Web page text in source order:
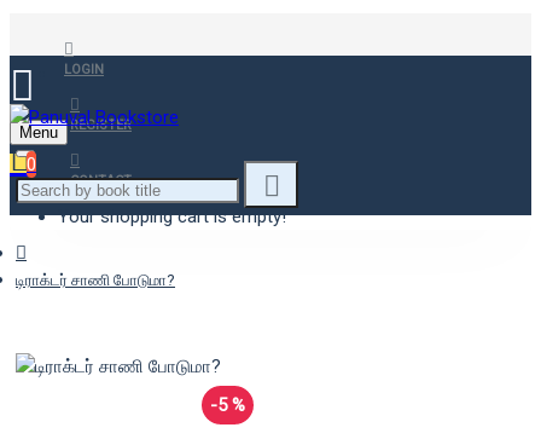
LOGIN
REGISTER
CONTACT
Menu
0
Your shopping cart is empty!
டிராக்டர் சாணி போடுமா?
-5 %